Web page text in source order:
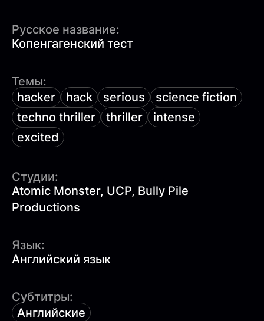
Русское название:
Копенгагенский тест
Темы:
hacker
hack serious
science fiction
techno thriller
thriller
intense
excited
Студии:
Atomic Monster, UCP, Bully Pile
Productions
Язык:
Английский язык
Субтитры:
Английские